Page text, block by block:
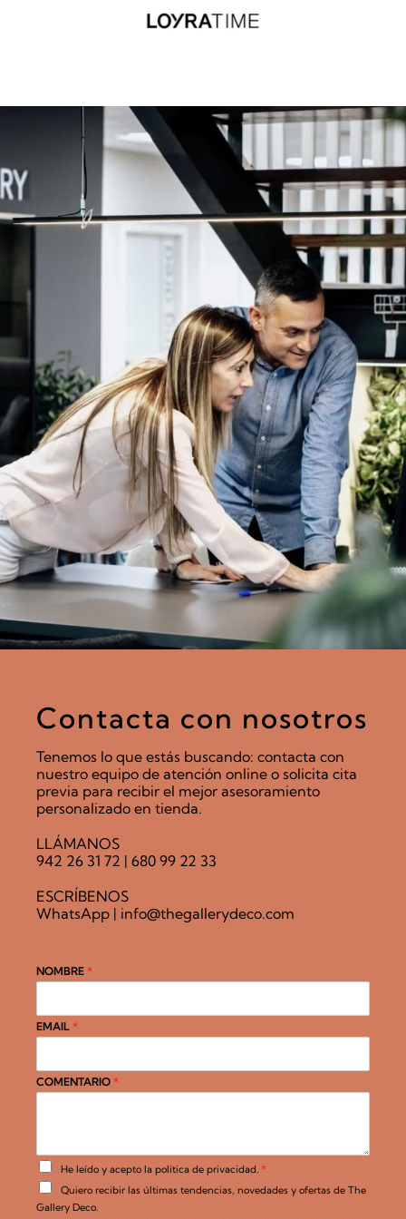
Contacta con nosotros
Tenemos lo que estás buscando: contacta con
nuestro equipo de atención online o solicita cita
previa para recibir el mejor asesoramiento
personalizado en tienda.
LLÁMANOS
942 26 31 72 | 680 99 22 33
ESCRÍBENOS
WhatsApp| info@thegallerydeco.com
NOMBRE *
EMAIL *
COMENTARIO *
A
c
u
e
He leído y acepto la política de privacidad. *
C
a
s
Quiero recibir las últimas tendencias, novedades y ofertas de The
Gallery Deco.